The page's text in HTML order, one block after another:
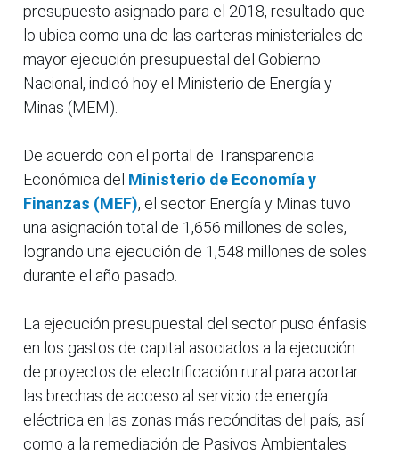
presupuesto asignado para el 2018, resultado que
lo ubica como una de las carteras ministeriales de
mayor ejecución presupuestal del Gobierno
Nacional, indicó hoy el Ministerio de Energía y
Minas (MEM).
De acuerdo con el portal de Transparencia
Económica del Ministerio de Economía y
Finanzas (MEF), el sector Energía y Minas tuvo
una asignación total de 1,656 millones de soles,
logrando una ejecución de 1,548 millones de soles
durante el año pasado.
La ejecución presupuestal del sector puso énfasis
en los gastos de capital asociados a la ejecución
de proyectos de electrificación rural para acortar
las brechas de acceso al servicio de energía
eléctrica en las zonas más recónditas del país, así
como a la remediación de Pasivos Ambientales